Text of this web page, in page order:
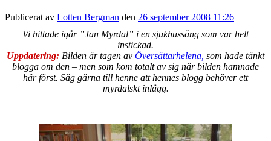
Publicerat av Lotten Bergman den 26 september 2008 11:26
Vi hittade igår ”Jan Myrdal” i en sjukhussäng som var helt
instickad.
Uppdatering: Bilden är tagen av Översättarhelena, som hade tänkt
blogga om den – men som kom totalt av sig när bilden hamnade
här först. Säg gärna till henne att hennes blogg behöver ett
myrdalskt inlägg.